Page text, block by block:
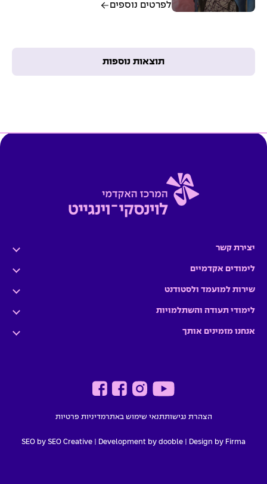
לפרטים נוספים
תוצאות נוספות
יצירת קשר
לימודים אקדמיים
שירות למועמד ולסטודנט
לימודי תעודה והשתלמויות
אנחנו מזמינים אותך
הצהרת נגישותתנאי שימוש באתרמדיניות פרטיות
Design by Firma |
Development by dooble
SEO by SEO Creative